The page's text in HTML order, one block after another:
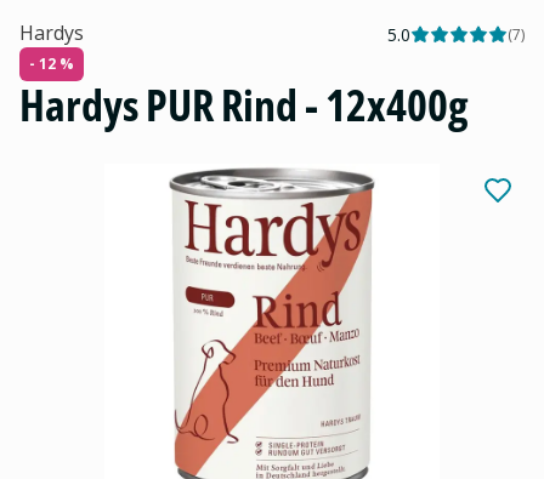
Hardys 5.0 (7)
- 12 %
Hardys PUR Rind - 12x400g